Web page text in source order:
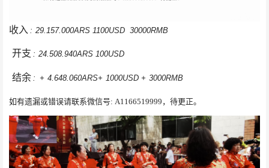
收入 : 29.157.000ARS 1100USD 30000RMB
开支 : 24.508.940ARS 100USD
结余 : + 4.648.060ARS+ 1000USD + 3000RMB
如有遗漏或错误请联系微信号: A1166519999，待更正。